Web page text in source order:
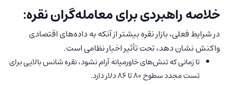
خلاصه راهبردی برای معامله‌گران نقره:
در شرایط فعلی، بازار نقره بیشتر از آنکه به داده‌های اقتصادی
واکنش نشان دهد، تحت تأثیر اخبار نظامی است.
تا زمانی که تنش‌های خاورمیانه آرام نشود، نقره شانس بالایی برای
تست مجدد سطوح ۸۰ تا ۸۶ دلار دارد.